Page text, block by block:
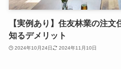
【実例あり】住友林業の注
知るデメリット
2024年10月24日 2024年11月10日